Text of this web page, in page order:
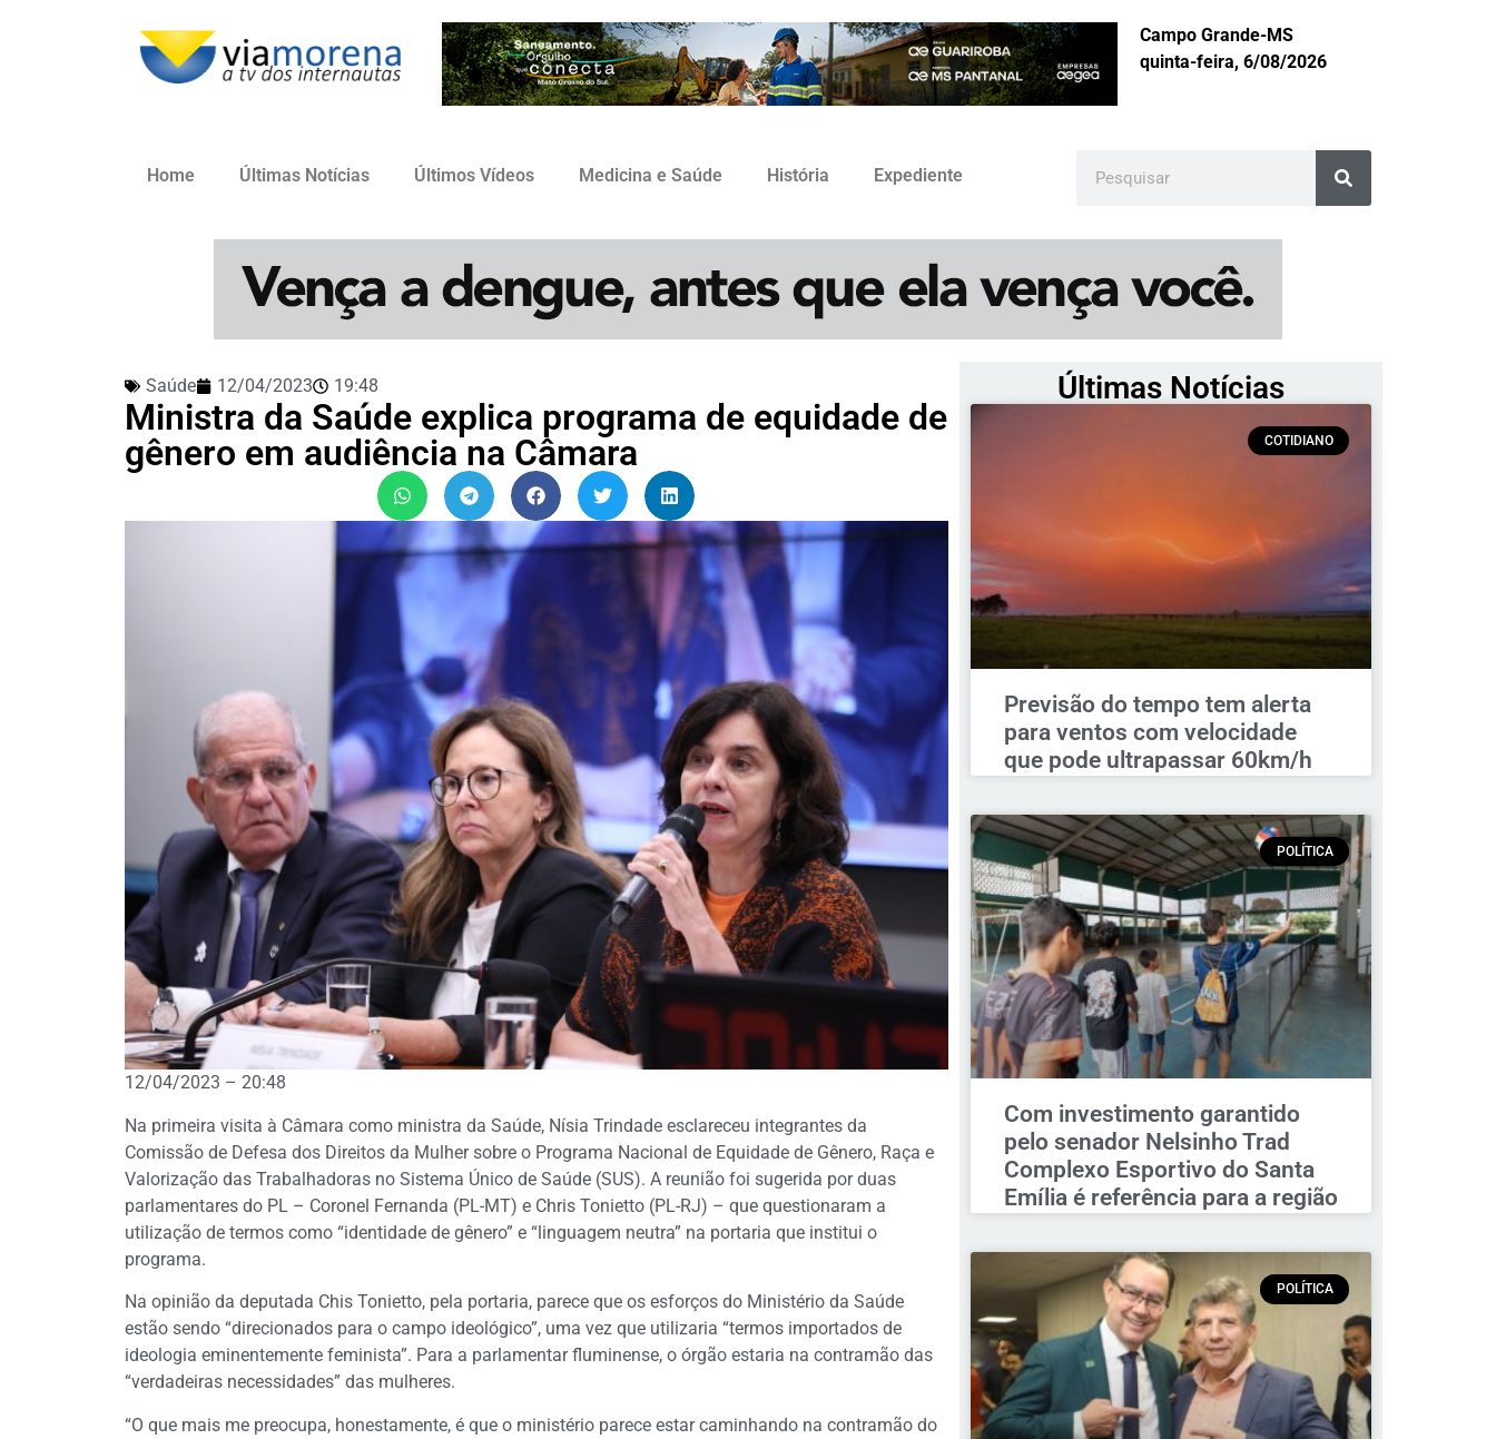
Campo Grande-MS
quinta-feira, 6/08/2026
Home Últimas Notícias Últimos Vídeos Medicina e Saúde História Expediente
Saúde 12/04/2023 19:48
Ministra da Saúde explica programa de equidade de
gênero em audiência na Câmara
12/04/2023 – 20:48
Na primeira visita à Câmara como ministra da Saúde, Nísia Trindade esclareceu integrantes da
Comissão de Defesa dos Direitos da Mulher sobre o Programa Nacional de Equidade de Gênero, Raça e
Valorização das Trabalhadoras no Sistema Único de Saúde (SUS). A reunião foi sugerida por duas
parlamentares do PL – Coronel Fernanda (PL-MT) e Chris Tonietto (PL-RJ) – que questionaram a
utilização de termos como “identidade de gênero” e “linguagem neutra” na portaria que institui o
programa.
Na opinião da deputada Chis Tonietto, pela portaria, parece que os esforços do Ministério da Saúde
estão sendo “direcionados para o campo ideológico”, uma vez que utilizaria “termos importados de
ideologia eminentemente feminista”. Para a parlamentar fluminense, o órgão estaria na contramão das
“verdadeiras necessidades” das mulheres.
“O que mais me preocupa, honestamente, é que o ministério parece estar caminhando na contramão do
Últimas Notícias
COTIDIANO
Previsão do tempo tem alerta
para ventos com velocidade
que pode ultrapassar 60km/h
POLÍTICA
Com investimento garantido
pelo senador Nelsinho Trad
Complexo Esportivo do Santa
Emília é referência para a região
POLÍTICA